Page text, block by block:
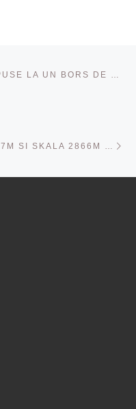
POVESTI DESPRE MUNTE, SPUSE LA UN BORS DE PESTE INTR-O EXCURSIE IN DELTA DUNARII, 17-19 IUNIE